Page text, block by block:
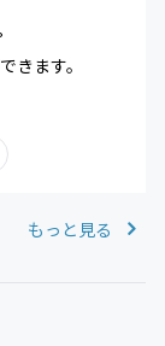
きます。
もっと見る